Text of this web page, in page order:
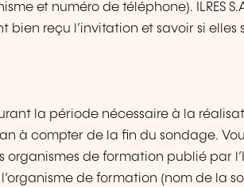
et numéro de téléphone). ILRES
bien reçu l’invitation et savoir si elles
la période nécessaire à la
à compter de la fin du sondage.
organismes de formation publié par
de formation (nom de la